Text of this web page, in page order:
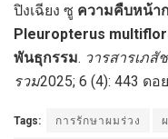
ปิงเฉียง ซู ความคืบหน้า
Pleuropterus
พันธุกรรม. วารสารเภสั
รวม2025; 6 (4): 443 ดอ
Tags: การรักษาผมร่วง